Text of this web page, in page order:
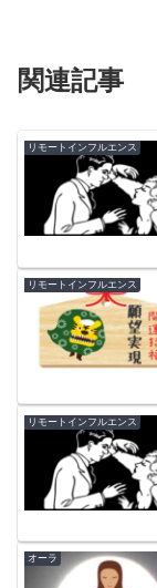
関連記事
リモートインフルエンス
リモートインフルエンス
リモートインフルエンス
オーラ